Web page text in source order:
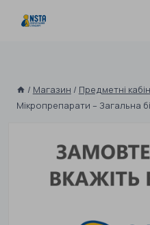
/ Магазин / Предметні
Мікропрепарати – Загальна